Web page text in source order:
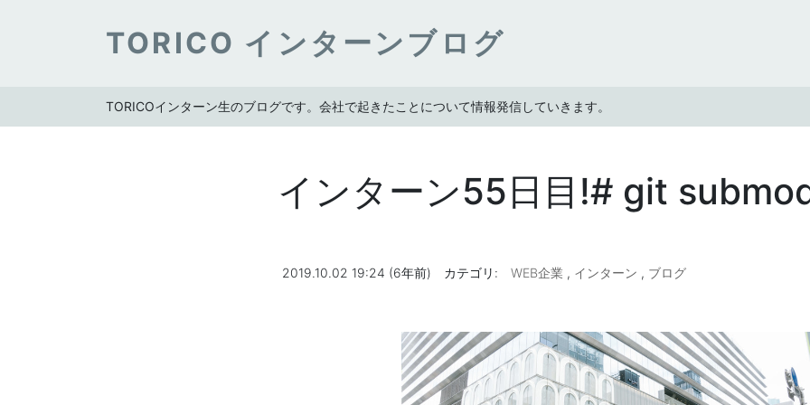
TORICO インターンブログ
TORICOインターン生のブログです。会社で起きたことについて情報発信していきます。
インターン55日目!# git
2019.10.02 19:24 (6年前) カテゴリ: WEB企業 , インターン , ブログ